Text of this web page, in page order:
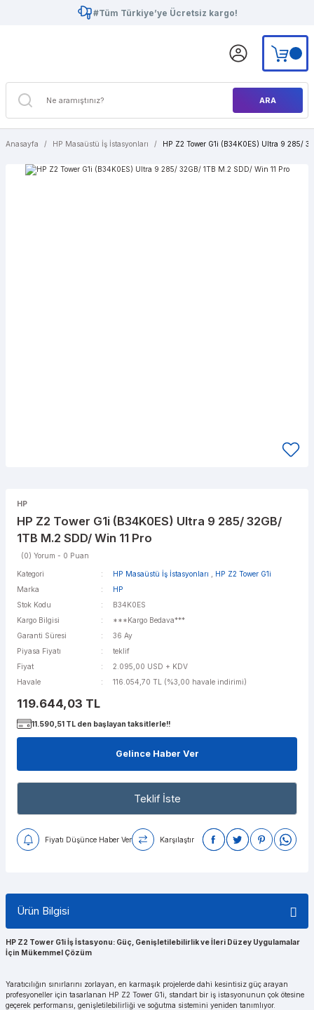
#Tüm Türkiye’ye Ücretsiz kargo!
ARA
Anasayfa HP Masaüstü İş İstasyonları HP Z2 Tower G1i (B34K0ES) Ultra 9 285/
HP
HP Z2 Tower G1i (B34K0ES) Ultra 9 285/ 32GB/
1TB M.2 SDD/ Win 11 Pro
(0) Yorum - 0 Puan
Kategori HP Masaüstü İş İstasyonları
HP Z2 Tower G1i
Marka
HP
Stok Kodu
B34K0ES
Kargo Bilgisi
***Kargo Bedava***
Garanti Süresi
36 Ay
Piyasa Fiyatı
teklif
Fiyat
2.095,00 USD + KDV
Havale
116.054,70 TL (%3,00 havale indirimi)
119.644,03 TL
11.590,51 TL den başlayan taksitlerle!!
Gelince Haber Ver
Teklif İste
Fiyatı Düşünce Haber Ver Karşılaştır
Ürün Bilgisi
HP Z2 Tower G1i İş İstasyonu: Güç, Genişletilebilirlik ve İleri Düzey Uygulamalar
İçin Mükemmel Çözüm
Yaratıcılığın sınırlarını zorlayan, en karmaşık projelerde dahi kesintisiz güç arayan
profesyoneller için tasarlanan HP Z2 Tower G1i, standart bir iş istasyonunun çok ötesine
geçerek performansı, genişletilebilirliği ve soğutma sistemini yeniden tanımlıyor.